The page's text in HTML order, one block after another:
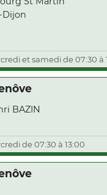
Dijon
et samedi de 07:30 à
BAZIN
de 07:30 à 13:00